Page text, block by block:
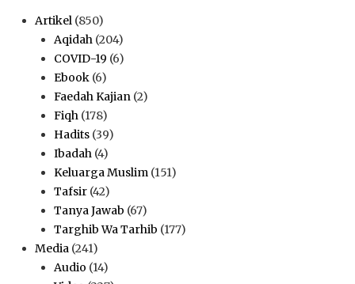
Artikel (850)
Aqidah (204)
COVID-19 (6)
Ebook (6)
Faedah Kajian (2)
Fiqh (178)
Hadits (39)
Ibadah (4)
Keluarga Muslim (151)
Tafsir (42)
Tanya Jawab (67)
Targhib Wa Tarhib (177)
Media (241)
Audio (14)